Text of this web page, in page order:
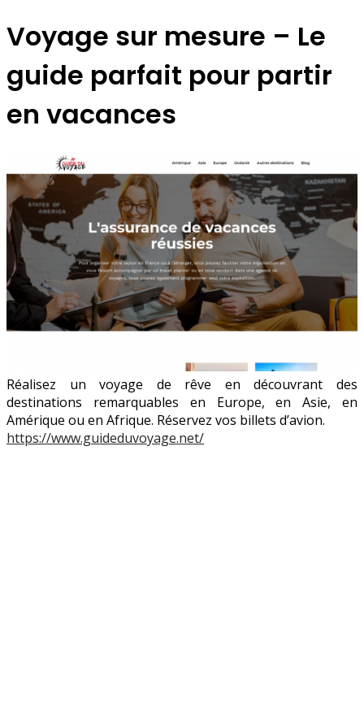
Voyage sur mesure – Le
guide parfait pour partir
en vacances
Réalisez un voyage de rêve en découvrant des
destinations remarquables en Europe, en Asie, en
Amérique ou en Afrique. Réservez vos billets d’avion.
https://www.guideduvoyage.net/